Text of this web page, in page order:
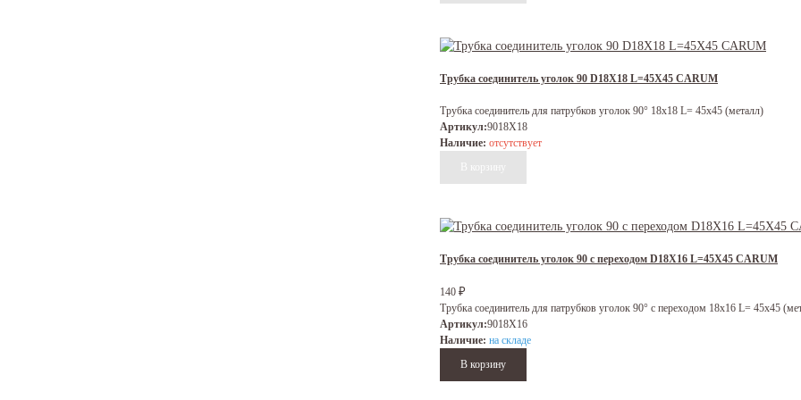
Трубка соединитель уголок 90 D18X18 L=45X45 CARUM
Трубка соединитель для патрубков уголок 90° 18x18 L= 45x45 (металл)
Артикул:9018X18
Наличие: отсутствует
Трубка соединитель уголок 90 с переходом D18X16 L=45X45 CARUM
140 ₽
Трубка соединитель для патрубков уголок 90° с переходом 18x16 L= 45x45
Артикул:9018X16
Наличие: на складе